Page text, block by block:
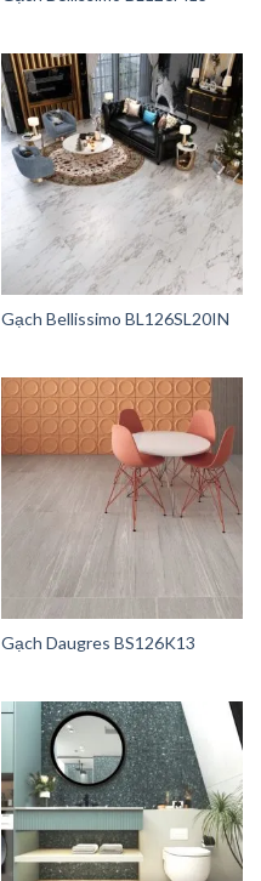
Gạch Bellissimo BL126SL20IN
Gạch Daugres BS126K13